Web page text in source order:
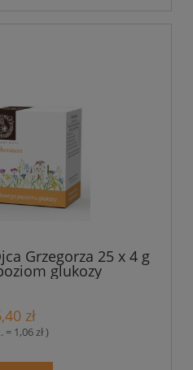
Grzegorza 25 x 4 g
glukozy
zł
= 1,06 zł )